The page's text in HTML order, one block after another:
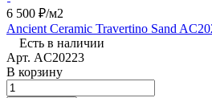
6 500 ₽/м2
Ancient Ceramic Travertino Sand
Есть в наличии
Арт. AC20223
В корзину